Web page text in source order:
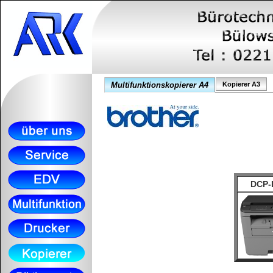
Multifunktionskopierer A4 Kopierer A3